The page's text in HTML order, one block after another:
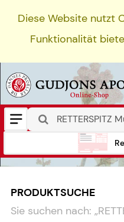
Diese Website nutzt
Funktionalität
PRODUKTSUCHE
Sie suchen nach: „